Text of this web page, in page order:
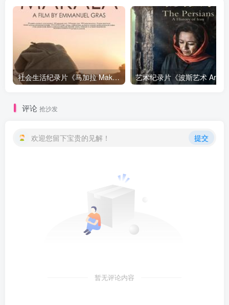
社会生活纪录片《马加拉 Makala》下载
评论 抢沙发
欢迎您留下宝贵的见解！ 提交
暂无评论内容